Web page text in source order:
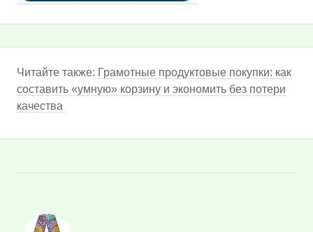
Читайте также: Грамотные продуктовые покупки: как
составить «умную» корзину и экономить без потери
качества